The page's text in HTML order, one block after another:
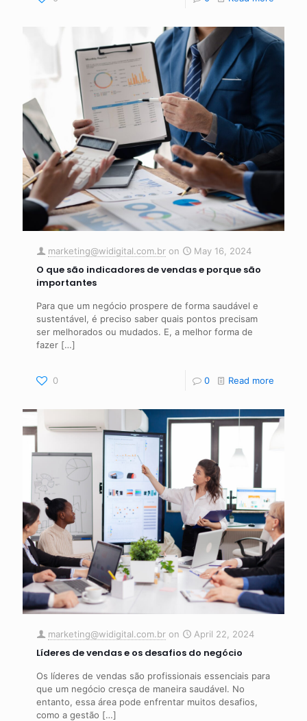
marketing@widigital.com.br on May 16, 2024
O que são indicadores de vendas e porque são
importantes
Para que um negócio prospere de forma saudável e
sustentável, é preciso saber quais pontos precisam
ser melhorados ou mudados. E, a melhor forma de
fazer […]
0 0 Read more
marketing@widigital.com.br on April 22, 2024
Líderes de vendas e os desafios do negócio
Os líderes de vendas são profissionais essenciais para
que um negócio cresça de maneira saudável. No
entanto, essa área pode enfrentar muitos desafios,
como a gestão […]